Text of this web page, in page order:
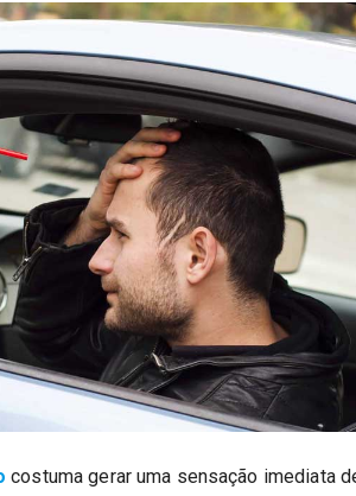
costuma gerar uma sensação imediata